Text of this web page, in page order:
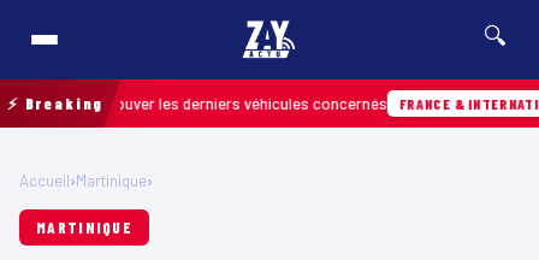
🔍
⚡ Breaking
retrouver les derniers véhicules concernés FRANCE & INTERNATIONALE
Accueil›Martinique›
MARTINIQUE